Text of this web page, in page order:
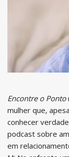
Encontre o Ponto
mulher que,
conhecer
podcast sobre
em